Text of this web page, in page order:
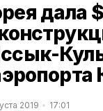
дала
2019 17:01